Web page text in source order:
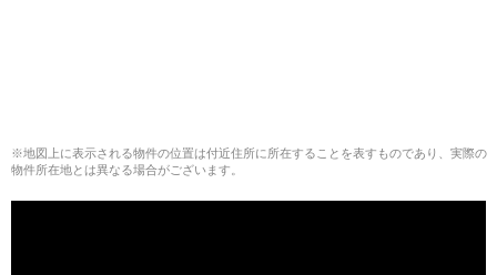
※地図上に表示される物件の位置は付近住所に所在することを表すものであり、実際の
物件所在地とは異なる場合がございます。